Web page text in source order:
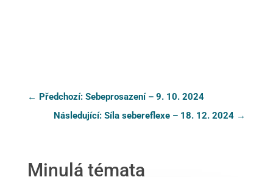
← Předchozí: Sebeprosazení – 9. 10. 2024
Následující: Síla sebereflexe – 18. 12. 2024 →
Minulá témata